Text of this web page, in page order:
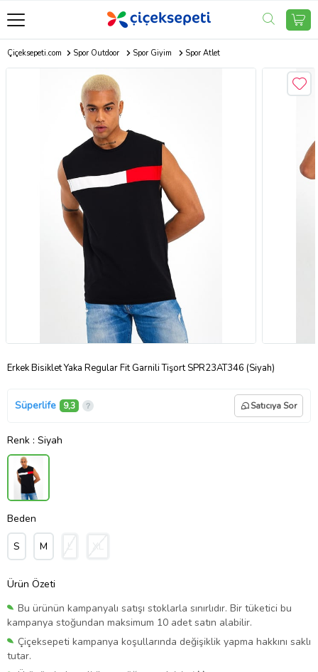
Çiçeksepeti.com Spor Outdoor Spor Giyim Spor Atlet
Erkek Bisiklet Yaka Regular Fit Garnili Tişort SPR23AT346 (Siyah)
Süperlife 9,3 Satıcıya Sor
Renk : Siyah
Beden
S M L XL
Ürün Özeti
Bu ürünün kampanyalı satışı stoklarla sınırlıdır. Bir tüketici bu
kampanya stoğundan maksimum 10 adet satın alabilir.
Çiçeksepeti kampanya koşullarında değişiklik yapma hakkını saklı
tutar.